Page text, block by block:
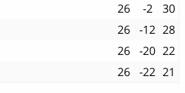
26 -2
30
26 -12 28
26 -20 22
26 -22 21